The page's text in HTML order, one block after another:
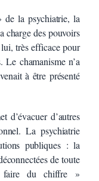
de la psychiatrie, la
charge des pouvoirs
très efficace pour
Le chamanisme n’a
à être présenté
d’évacuer d’autres
La psychiatrie
publiques : la
de toute
faire du chiffre »